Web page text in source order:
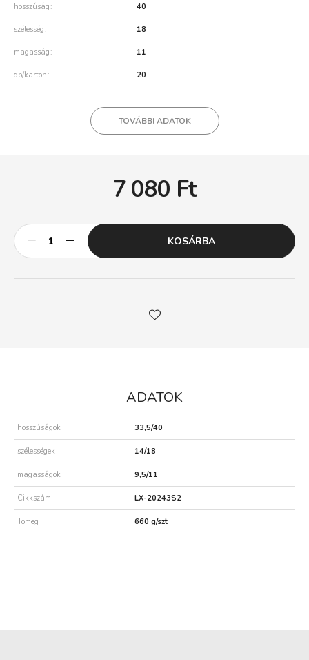
hosszúság 40
szélesség 18
magasság 11
db/karton 20
TOVÁBBI ADATOK
7 080 Ft
KOSÁRBA
ADATOK
hosszúságok 33,5/40
szélességek 14/18
magasságok 9,5/11
Cikkszám LX-20243S2
Tömeg 660 g/szt